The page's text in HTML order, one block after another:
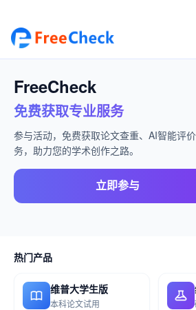
FreeCheck
免费获取专业服务
参与活动，免费获取论文查重、AI智能评
务，助力您的学术创作之路。
立即参与
热门产品
维普大学生版
本科论文试用